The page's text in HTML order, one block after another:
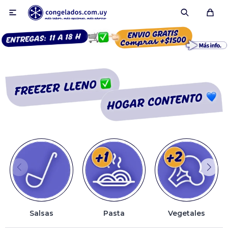

Salsas Pasta Vegetales
Smoothies
Fruta congelada
Pulpas
Pizzas